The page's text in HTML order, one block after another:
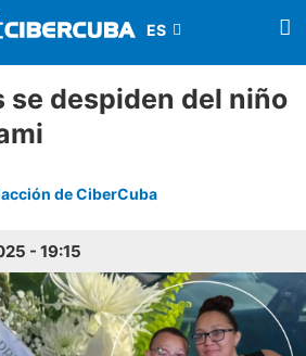
se despiden del niño
de CiberCuba
- 19:15